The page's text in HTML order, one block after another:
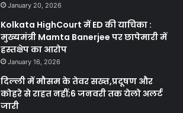
January 20, 2026
Kolkata HighCourt में ED की याचिका :
मुख्यमंत्री Mamta Banerjee पर छापेमारी में
हस्तक्षेप का आरोप
January 16, 2026
दिल्ली में मौसम के तेवर सख्त,प्रदूषण और
कोहरे से राहत नहीं;6 जनवरी तक येलो अलर्ट
जारी